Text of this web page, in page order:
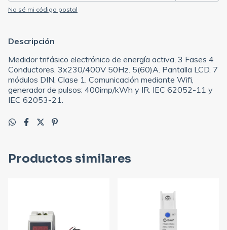
No sé mi código postal
Descripción
Medidor trifásico electrónico de energía activa, 3 Fases 4
Conductores. 3x230/400V 50Hz. 5(60)A. Pantalla LCD. 7
módulos DIN. Clase 1. Comunicación mediante Wifi,
generador de pulsos: 400imp/kWh y IR. IEC 62052-11 y
IEC 62053-21.
Productos similares